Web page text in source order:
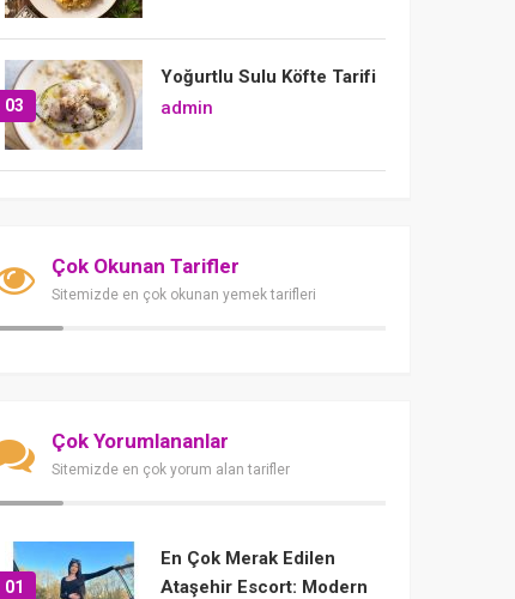
03
Yoğurtlu Sulu Köfte Tarifi
admin
Çok Okunan Tarifler
Sitemizde en çok okunan yemek tarifleri
Çok Yorumlananlar
Sitemizde en çok yorum alan tarifler
01
En Çok Merak Edilen
Ataşehir Escort: Modern